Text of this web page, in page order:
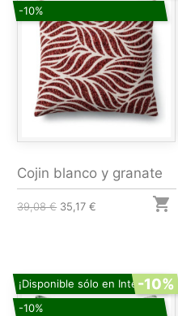
-10%
Cojin blanco y granate
39,08 € 35,17 € 
¡Disponible sólo en Internet!
-10%
-10%